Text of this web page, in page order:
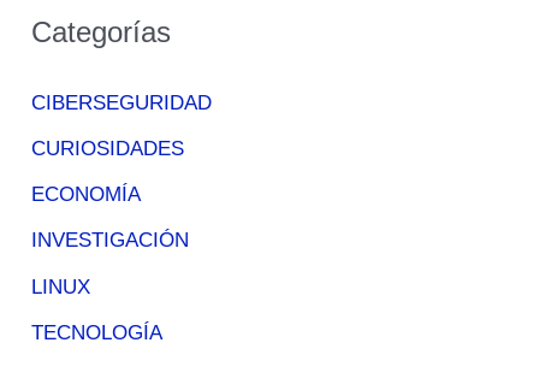
Categorías
CIBERSEGURIDAD
CURIOSIDADES
ECONOMÍA
INVESTIGACIÓN
LINUX
TECNOLOGÍA